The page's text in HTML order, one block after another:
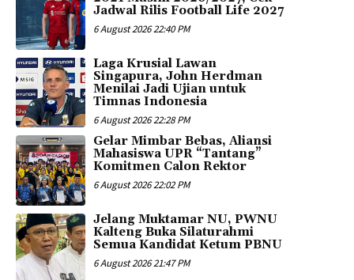
Jadwal Rilis Football Life 2027
6 August 2026 22:40 PM
Laga Krusial Lawan
Singapura, John Herdman
Menilai Jadi Ujian untuk
Timnas Indonesia
6 August 2026 22:28 PM
Gelar Mimbar Bebas, Aliansi
Mahasiswa UPR “Tantang”
Komitmen Calon Rektor
6 August 2026 22:02 PM
Jelang Muktamar NU, PWNU
Kalteng Buka Silaturahmi
Semua Kandidat Ketum PBNU
6 August 2026 21:47 PM